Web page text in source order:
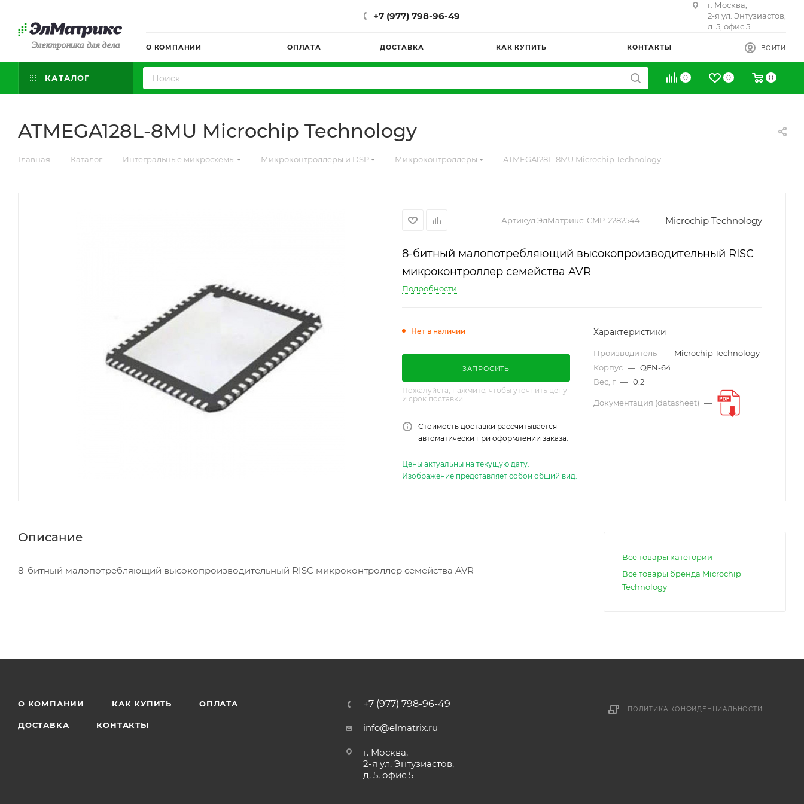
Электроника для дела
+7 (977) 798-96-49
г. Москва,
2-я ул. Энтузиастов,
д. 5, офис 5
О КОМПАНИИ ОПЛАТА ДОСТАВКА КАК КУПИТЬ КОНТАКТЫ ВОЙТИ
КАТАЛОГ 0 0 0
ATMEGA128L-8MU Microchip Technology
Главная — Каталог — Интегральные микросхемы — Микроконтроллеры и DSP — Микроконтроллеры — ATMEGA128L-8MU Microchip Technology
Артикул ЭлМатрикс: CMP-2282544 Microchip Technology
8-битный малопотребляющий высокопроизводительный RISC
микроконтроллер семейства AVR
Подробности
Нет в наличии
ЗАПРОСИТЬ
Пожалуйста, нажмите, чтобы уточнить цену
и срок поставки
Стоимость доставки рассчитывается
автоматически при оформлении заказа.
Характеристики
Производитель — Microchip Technology
Корпус — QFN-64
Вес, г — 0.2
Документация (datasheet) —
Цены актуальны на текущую дату.
Изображение представляет собой общий вид.
Описание
8-битный малопотребляющий высокопроизводительный RISC микроконтроллер семейства AVR
Все товары категории
Все товары бренда Microchip
Technology
О КОМПАНИИ КАК КУПИТЬ ОПЛАТА
ДОСТАВКА КОНТАКТЫ
+7 (977) 798-96-49
info@elmatrix.ru
г. Москва,
2-я ул. Энтузиастов,
д. 5, офис 5
ПОЛИТИКА КОНФИДЕНЦИАЛЬНОСТИ